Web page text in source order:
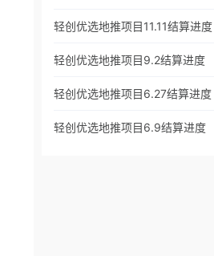
轻创优选地推项目11.11结算进度
轻创优选地推项目9.2结算进度
轻创优选地推项目6.27结算进度
轻创优选地推项目6.9结算进度